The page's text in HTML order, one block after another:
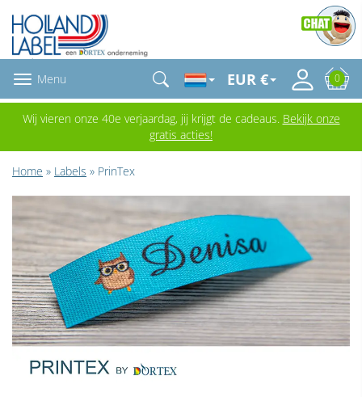
Menu EUR € 0
Wij vieren onze 40e verjaardag, jij krijgt de cadeaus. Bekijk onze
gratis acties!
Home » Labels » PrinTex